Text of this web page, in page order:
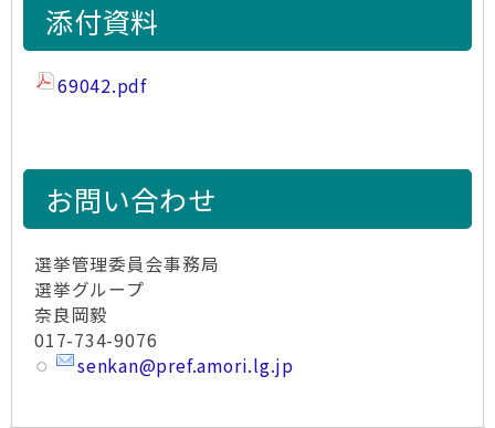
添付資料
69042.pdf
お問い合わせ
選挙管理委員会事務局
選挙グループ
奈良岡毅
017-734-9076
senkan@pref.amori.lg.jp